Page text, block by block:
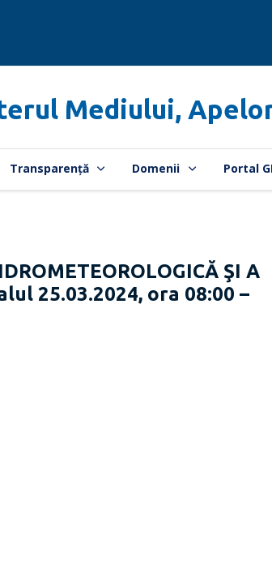
Mediului,
Transparență Domenii Portal
ŞI A
25.03.2024, ora 08:00 –